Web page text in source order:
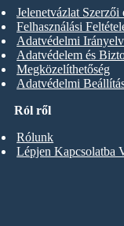
Ról ről
Rólunk
Lépjen Kapcsolatba
Jelenetvázlat Szerzői
Felhasználási
Adatvédelmi
Adatvédelem és
Megközelíthetőség
Adatvédelmi